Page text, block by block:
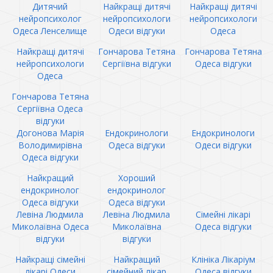
Дитячий
нейропсихолог
Одеса Ленселище
Найкращі дитячі
нейропсихологи
Одеси відгуки
Найкращі дитячі
нейропсихологи
Одеса
Найкращі дитячі
нейропсихологи
Одеса
Гончарова Тетяна
Сергіївна відгуки
Гончарова Тетяна
Одеса відгуки
Гончарова Тетяна
Сергіївна Одеса
відгуки
Догонова Марія
Володимирівна
Одеса відгуки
Ендокринологи
Одеса відгуки
Ендокринологи
Одеси відгуки
Найкращий
ендокринолог
Одеса відгуки
Хороший
ендокринолог
Одеса відгуки
Левіна Людмила
Миколаївна Одеса
відгуки
Левіна Людмила
Миколаївна
відгуки
Сімейні лікарі
Одеса відгуки
Найкращі сімейні
Найкращий
Клініка Лікаріум